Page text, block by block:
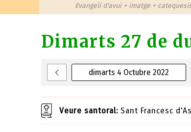
Evangeli d'avui + imatge +
dimarts 4 Octubre 2022
Veure santoral: Sant Francesc
Dimarts 27 de